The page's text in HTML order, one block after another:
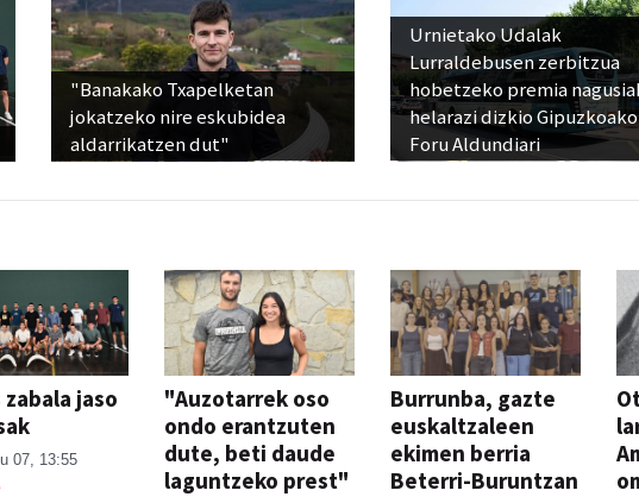
"Banakako Txapelketan
jokatzeko nire eskubidea
aldarrikatzen dut"
Urnietako Udalak
Lurraldebusen zerbitzua
hobetzeko premia
helarazi dizkio Gipuzkoako
Foru Aldundiari
zabala jaso
07, 13:55
"Auzotarrek oso
ondo erantzuten
dute, beti daude
laguntzeko prest"
Burrunba, gazte
euskaltzaleen
ekimen berria
Beterri-Buruntzan